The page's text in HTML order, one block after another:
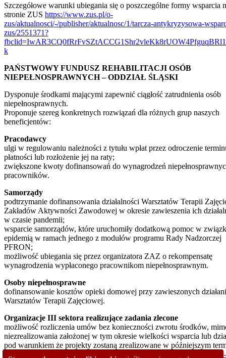
Szczegółowe warunki ubiegania się o poszczególne formy wsparcia
stronie ZUS https://www.zus.pl/o-
zus/aktualnosci/-/publisher/aktualnosc/1/tarcza-antykryzysowa-
zus/2551371?
k
PAŃSTWOWY FUNDUSZ REHABILITACJI OSÓB
NIEPEŁNOSPRAWNYCH – ODDZIAŁ ŚLĄSKI
Dysponuje środkami mającymi zapewnić ciągłość zatrudnienia osób
niepełnosprawnych.
Proponuje szereg konkretnych rozwiązań dla różnych grup naszych
beneficjentów:
Pracodawcy
ulgi w regulowaniu należności z tytułu wpłat przez odroczenie
płatności lub rozłożenie jej na raty;
zwiększone kwoty dofinansowań do wynagrodzeń
pracowników.
Samorządy
podtrzymanie dofinansowania działalności Warsztatów Terapii
Zakładów Aktywności Zawodowej w okresie zawieszenia ich
w czasie pandemii;
wsparcie samorządów, które uruchomiły dodatkową pomoc w
epidemią w ramach jednego z modułów programu Rady Nadzorczej
PFRON;
możliwość ubiegania się przez organizatora ZAZ o rekompensatę
wynagrodzenia wypłaconego pracownikom niepełnosprawnym.
Osoby niepełnosprawne
dofinansowanie kosztów opieki domowej przy zawieszonych
Warsztatów Terapii Zajęciowej.
Organizacje III sektora realizujące zadania zlecone
możliwość rozliczenia umów bez konieczności zwrotu środków,
niezrealizowania założonej w tym okresie wielkości wsparcia lub
pod warunkiem że projekty zostaną zrealizowane w późniejszym
https://www.pfron.org.pl/aktualnosci/szczegoly-